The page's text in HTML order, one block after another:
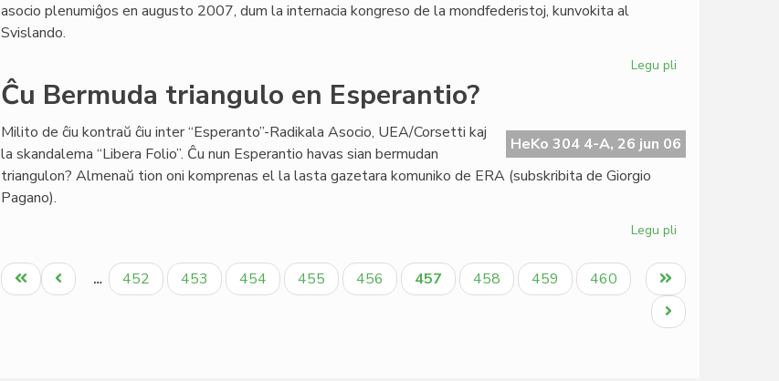
asocio plenumiĝos en augusto 2007, dum la internacia kongreso de la mondfederistoj, kunvokita al
Svislando.
Legu pli
la
monfederisma
Ĉu Bermuda triangulo en Esperantio?
HeKo 304 4-A, 26 jun 06
Milito de ĉiu kontraŭ ĉiu inter “Esperanto”-Radikala Asocio, UEA/Corsetti kaj
la skandalema “Libera Folio”. Ĉu nun Esperantio havas sian bermudan
triangulon? Almenaŭ tion oni komprenas el la lasta gazetara komuniko de ERA (subskribita de Giorgio
Pagano).
Legu pli
Bermuda
triangulo
en
Esperantio?
Pagination
Unua
paĝo
Antaŭa
paĝo
… Paĝo
452 Paĝo
453 Paĝo
454 Paĝo
455 Paĝo
456
Aktuala
paĝo
457 Paĝo
458 Paĝo
459 Paĝo
460
Last
page
Next
page